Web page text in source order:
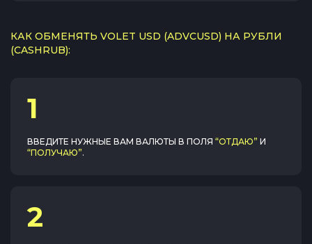
КАК ОБМЕНЯТЬ VOLET USD (ADVCUSD) НА РУБЛИ
(CASHRUB):
1
ВВЕДИТЕ НУЖНЫЕ ВАМ ВАЛЮТЫ В ПОЛЯ “ОТДАЮ” И
“ПОЛУЧАЮ”.
2